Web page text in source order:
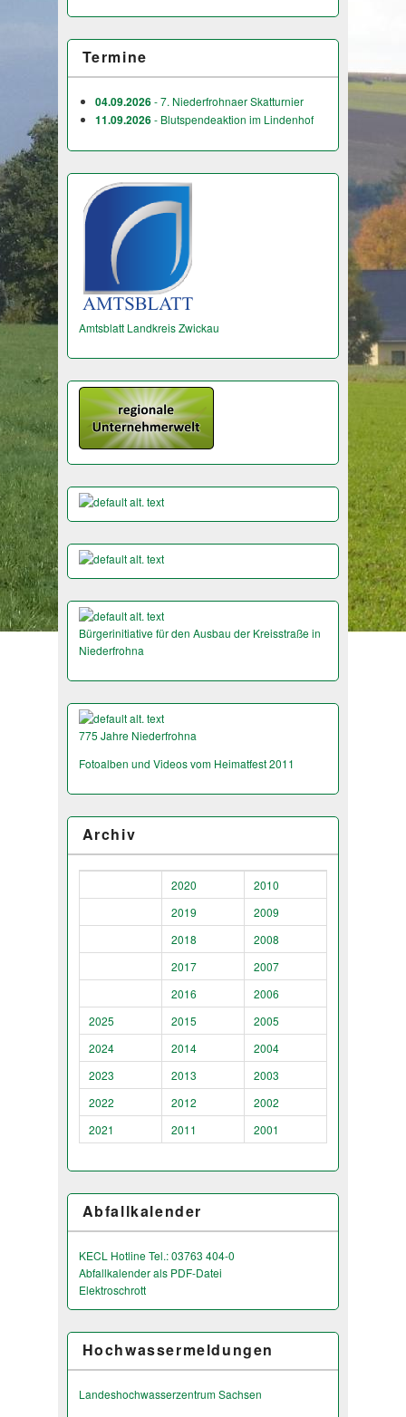
Termine
04.09.2026- 7. Niederfrohnaer Skatturnier
11.09.2026- Blutspendeaktion im Lindenhof
Amtsblatt Landkreis Zwickau
Bürgerinitiative für den Ausbau der Kreisstraße in
Niederfrohna
775 Jahre Niederfrohna
Fotoalben und Videos vom Heimatfest 2011
Archiv
2020
2010
2019
2009
2018
2008
2017
2007
2016
2006
2025
2015
2005
2024
2014
2004
2023
2013
2003
2022
2012
2002
2021
2011 2001
Abfallkalender
KECL Hotline Tel.: 03763 404-0
Abfallkalender als PDF-Datei
Elektroschrott
Hochwassermeldungen
Landeshochwas­serzentrum Sachsen